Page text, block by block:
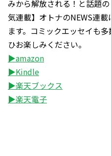
みから解放される！と話題
気連載】オトナのNEWS連
ます。コミックエッセイも
ひお楽しみください。
▶amazon
▶Kindle
▶楽天ブックス
▶楽天電子